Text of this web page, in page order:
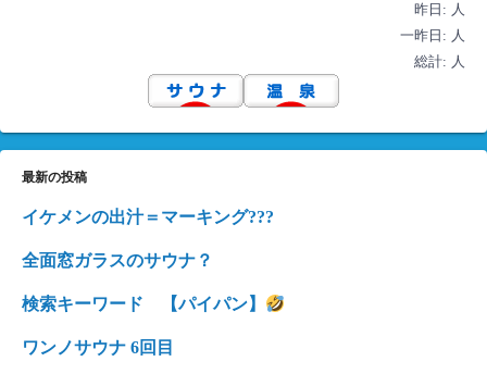
ョ
ン
昨日: 人
一昨日: 人
総計: 人
最新の投稿
イケメンの出汁＝マーキング???
全面窓ガラスのサウナ？
検索キーワード 【パイパン】
ワンノサウナ 6回目